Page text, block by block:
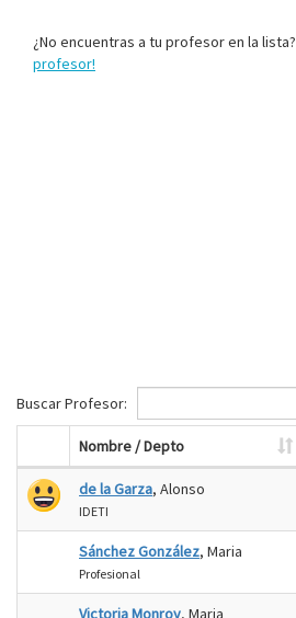
¿No encuentras a tu profesor en la lista?
profesor!
Buscar Profesor:
Nombre / Depto
de la Garza, Alonso
IDETI
Sánchez González, Maria
Profesional
Victoria Monroy, Maria